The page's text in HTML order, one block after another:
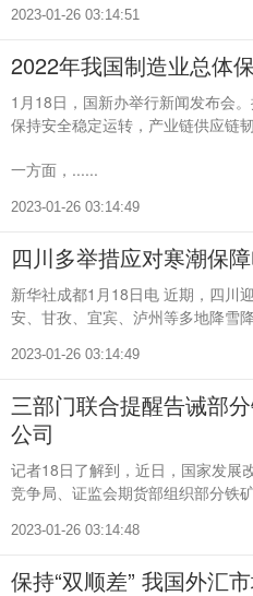
2023-01-26 03:14:51
2022年我国制造业总体
1月18日，国新办举行新闻发布会
保持安全稳定运转，产业链供应链
一方面，......
2023-01-26 03:14:49
四川多举措应对寒潮保
新华社成都1月18日电 近期，四川
安、甘孜、宜宾、泸州等多地降雪
2023-01-26 03:14:49
三部门联合提醒告诫部
公司
记者18日了解到，近日，国家发展
竞争局、证监会期货部组织部分铁
2023-01-26 03:14:48
保持“双顺差” 我国外汇